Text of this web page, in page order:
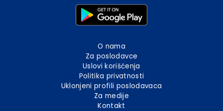
O nama
Za poslodavce
Uslovi korišćenja
Politika privatnosti
Uklonjeni profili poslodavaca
Za medije
Kontakt